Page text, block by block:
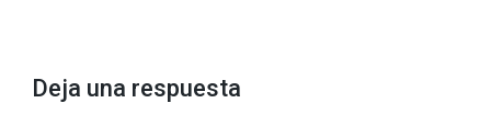
Deja una respuesta